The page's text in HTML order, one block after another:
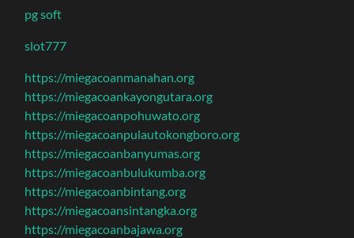
pg soft
slot777
https://miegacoanmanahan.org
https://miegacoankayongutara.org
https://miegacoanpohuwato.org
https://miegacoanpulautokongboro.org
https://miegacoanbanyumas.org
https://miegacoanbulukumba.org
https://miegacoanbintang.org
https://miegacoansintangka.org
https://miegacoanbajawa.org